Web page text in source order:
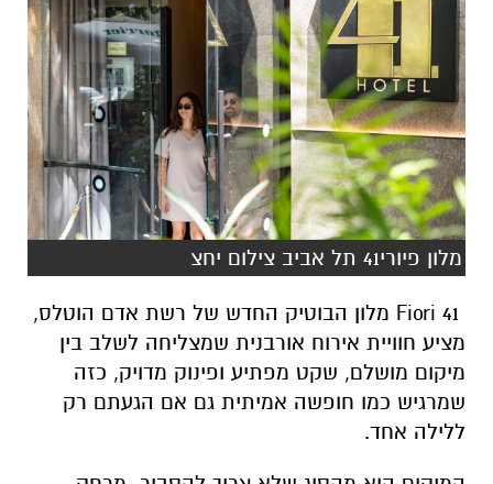
מלון פיורי41 תל אביב צילום יחצ
מלון הבוטיק החדש של רשת אדם הוטלס,
מציע חוויית אירוח אורבנית שמצליחה לשלב בין
מיקום מושלם, שקט מפתיע ופינוק מדויק, כזה
שמרגיש כמו חופשה אמיתית גם אם הגעתם רק
ללילה אחד.